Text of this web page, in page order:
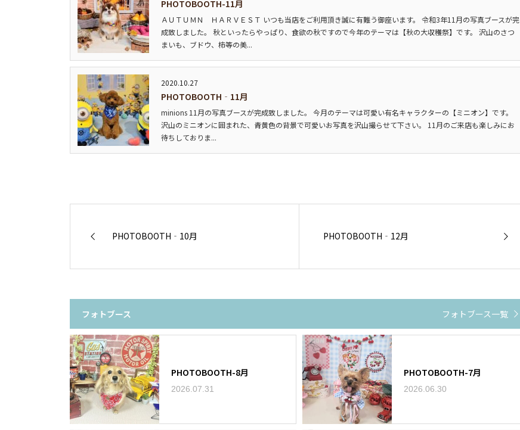
PHOTOBOOTH-11月
ＡＵＴＵＭＮ ＨＡＲＶＥＳＴ いつも当店をご利用頂き誠に有難う御座います。 令和3年11月の写真ブースが完
成致しました。 秋といったらやっぱり、食欲の秋ですので今年のテーマは【秋の大収穫祭】です。 沢山のさつ
まいも、ブドウ、柿等の美...
2020.10.27
PHOTOBOOTH‐11月
minions 11月の写真ブースが完成致しました。 今月のテーマは可愛い有名キャラクターの【ミニオン】です。
沢山のミニオンに囲まれた、青黄色の背景で可愛いお写真を沢山撮らせて下さい。 11月のご来店も楽しみにお
待ちしておりま...
PHOTOBOOTH‐10月 PHOTOBOOTH‐12月
フォトブース フォトブース一覧
PHOTOBOOTH-8月
2026.07.31
PHOTOBOOTH-7月
2026.06.30